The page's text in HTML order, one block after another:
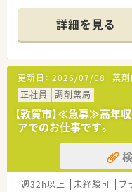
頑張り次第で高給与も
■経験や勤務コース
半スタートと業界
■職種や職域に合わ
修を用意されていま
■薬剤師が中心の会
種多様に用意されて
■店舗拡大に伴い、
トのポジションも増
■在宅や教育等の専
とも可能です。
■その他にも、管理
域は多種多様です。
■在宅実施店舗は年
詳細を見る
更新日： 2026/07/08 薬剤
正社員
調剤薬局
【敦賀市】≪急募≫高年
アでのお仕事です。
週32h以上 未経験可 ブ